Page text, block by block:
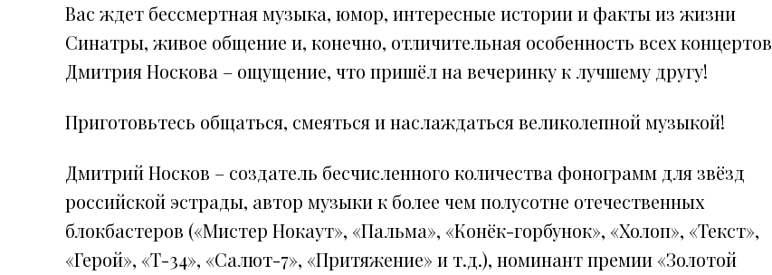
Вас ждет бессмертная музыка, юмор, интересные истории и факты из жизни
Синатры, живое общение и, конечно, отличительная особенность всех концертов
Дмитрия Носкова – ощущение, что пришёл на вечеринку к лучшему другу!
Приготовьтесь общаться, смеяться и наслаждаться великолепной музыкой!
Дмитрий Носков – создатель бесчисленного количества фонограмм для звёзд
российской эстрады, автор музыки к более чем полусотне отечественных
блокбастеров («Мистер Нокаут», «Пальма», «Конёк-горбунок», «Холоп», «Текст»,
«Герой», «Т-34», «Салют-7», «Притяжение» и т.д.), номинант премии «Золотой